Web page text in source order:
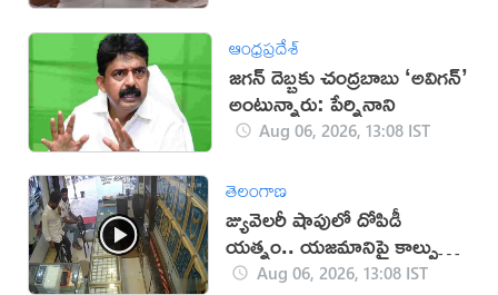
ఆంధ్రప్రదేశ్
జగన్ దెబ్బకు చంద్రబాబు ‘అవిగన్’
అంటున్నారు: పేర్నినాని
Aug 06, 2026, 13:08 IST
తెలంగాణ
జ్యువెలరీ షాపులో దోపిడీ
యత్నం.. యజమానిపై కాల్పులు
(వీడియో)
Aug 06, 2026, 13:08 IST